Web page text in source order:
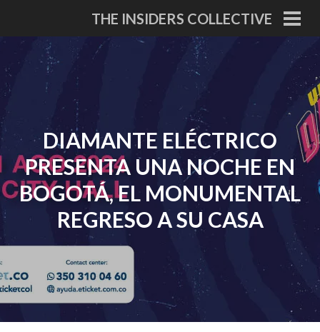
content
THE INSIDERS COLLECTIVE
DIAMANTE ELÉCTRICO
PRESENTA UNA NOCHE EN
BOGOTÁ, EL MONUMENTAL
REGRESO A SU CASA